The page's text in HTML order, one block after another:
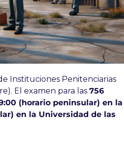
Instituciones Penitenciarias
El examen para las 756
(horario peninsular) en la
en la Universidad de las